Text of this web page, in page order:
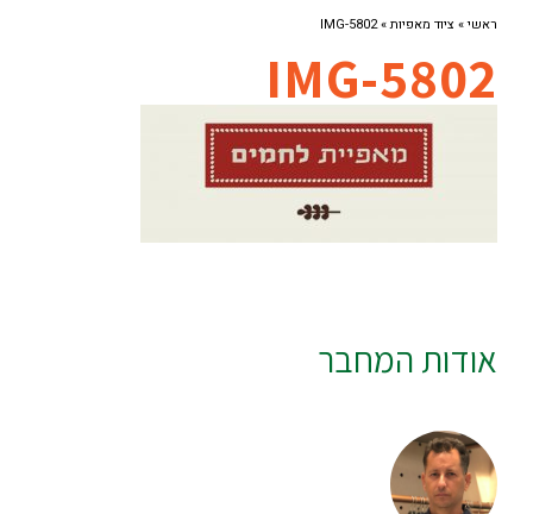
ראשי» ציוד מאפיות»
IMG-5802
IMG-5802
אודות המחבר